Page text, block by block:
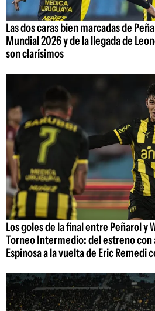
Las dos caras bien marcadas de
Mundial 2026 y de la llegada de
son clarísimos
Los goles de la final entre Peñarol y
Torneo Intermedio: del estreno con
Espinosa a la vuelta de Eric Remedi